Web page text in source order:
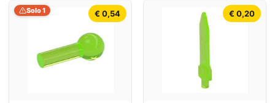
€ 0,54
Solo 1 € 0,20